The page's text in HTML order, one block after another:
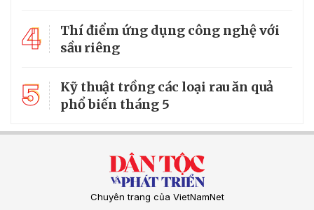
4
Thí điểm ứng dụng công nghệ với
sầu riêng
5
Kỹ thuật trồng các loại rau ăn quả
phổ biến tháng 5
Chuyên trang của VietNamNet